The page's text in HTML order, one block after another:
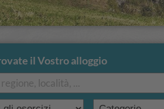
il Vostro alloggio
Hotel Rudolf
CIN +
Wanderlust 7=6